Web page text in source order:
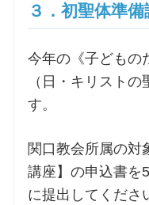
３．初聖体準
今年の《子どもの
（日・キリスト
す。
関口教会所属の対
講座】の申込書を
に提出してくださ